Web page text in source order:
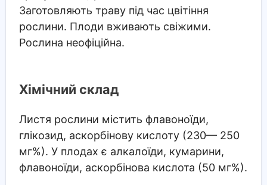
Заготовляють траву під час цвітіння
рослини. Плоди вживають свіжими.
Рослина неофіційна.
Хімічний склад
Листя рослини містить флавоноїди,
глікозид, аскорбінову кислоту (230— 250
мг%). У плодах є алкалоїди, кумарини,
флавоноїди, аскорбінова кислота (50 мг%).